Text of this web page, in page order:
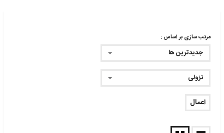
مرتب سازی بر اساس :
جدیدترین ها
نزولی
اعمال